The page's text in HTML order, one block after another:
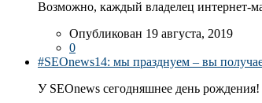
Возможно, каждый владелец интернет-
Опубликован 19 августа, 2019
0
#SEOnews14: мы празднуем – вы
У SEOnews сегодняшнее день